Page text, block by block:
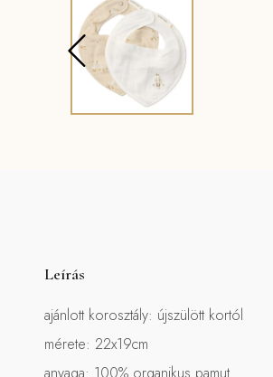
Leírás
ajánlott korosztály: újszülött kortól
mérete: 22x19cm
anyaga: 100% organikus pamut